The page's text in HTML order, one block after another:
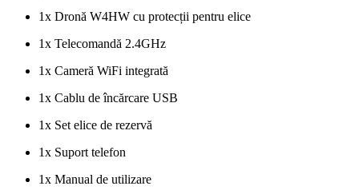
1x Dronă W4HW cu protecții pentru elice
1x Telecomandă 2.4GHz
1x Cameră WiFi integrată
1x Cablu de încărcare USB
1x Set elice de rezervă
1x Suport telefon
1x Manual de utilizare